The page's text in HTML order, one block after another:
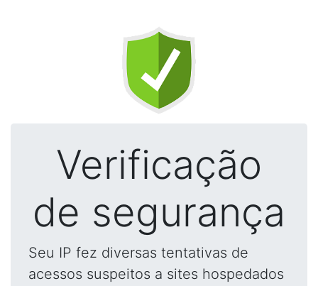
Verificação
de segurança
Seu IP fez diversas tentativas de
acessos suspeitos a sites hospedados